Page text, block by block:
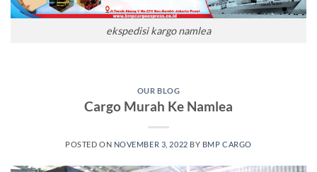
ekspedisi kargo namlea
OUR BLOG
Cargo Murah Ke Namlea
POSTED ON NOVEMBER 3, 2022 BY BMP CARGO